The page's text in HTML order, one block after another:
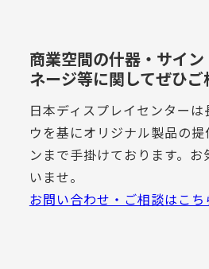
商業空間の什器・サイ
ネージ等に関してぜひご
日本ディスプレイセンター
ウを基にオリジナル製品の
ンまで手掛けております。
いませ。
お問い合わせ・ご相談はこち